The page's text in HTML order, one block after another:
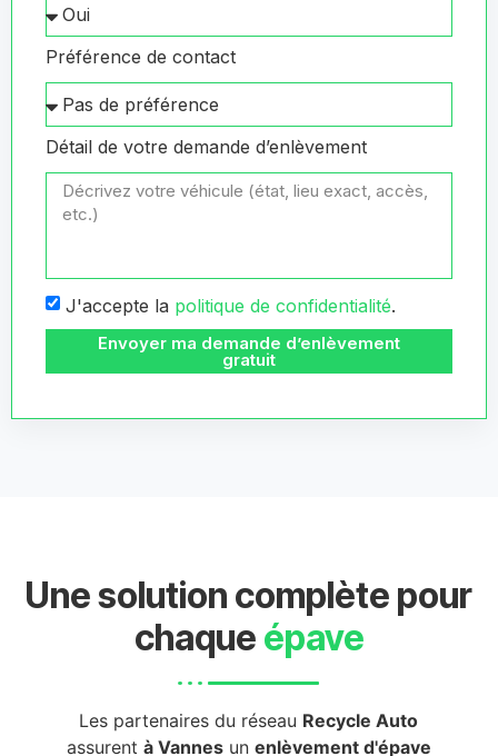
Préférence de contact
Détail de votre demande d’enlèvement
J'accepte la politique de confidentialité.
Envoyer ma demande d’enlèvement
gratuit
Une solution complète pour
chaque épave
Les partenaires du réseau Recycle Auto
assurent à Vannesun enlèvement d'épave